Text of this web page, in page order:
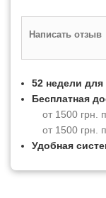
Написать отзыв
52 недели для
Бесплатная
от 1500 грн.
от 1500 грн.
Удобная